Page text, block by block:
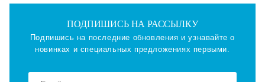
ПОДПИШИСЬ НА РАССЫЛКУ
Подпишись на последние обновления и узнавайте о
новинках и специальных предложениях первыми.